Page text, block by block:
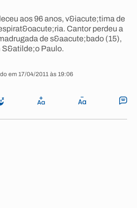
aos 96 anos, v&iacute;tima de
Cantor perdeu a
de s&aacute;bado (15),
S&atilde;o Paulo.
em 17/04/2011 às 19:06